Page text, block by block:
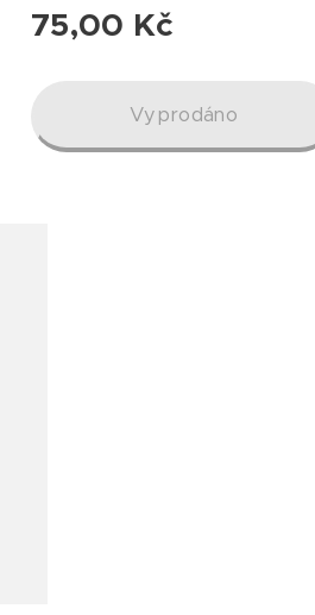
75,00 Kč
Vyprodáno